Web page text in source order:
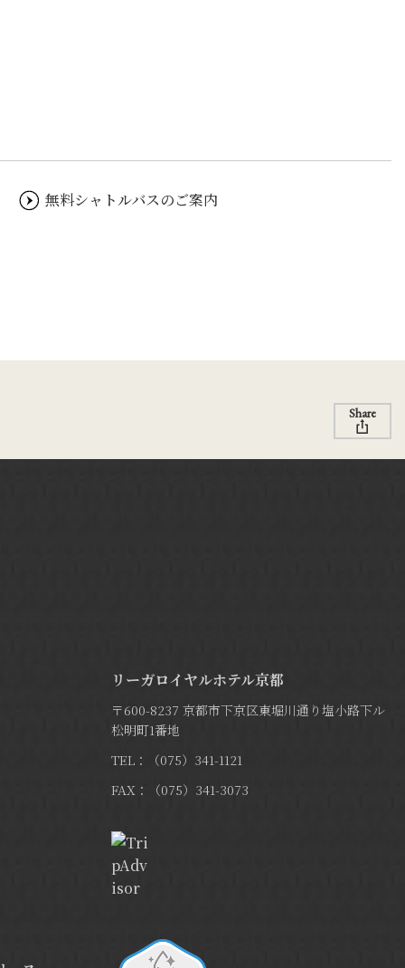
無料シャトルバスのご案内
Share
リーガロイヤルホテル京都
〒600-8237 京都市下京区東堀川通り塩小路下ル
松明町1番地
TEL：（075）341-1121
FAX：（075）341-3073